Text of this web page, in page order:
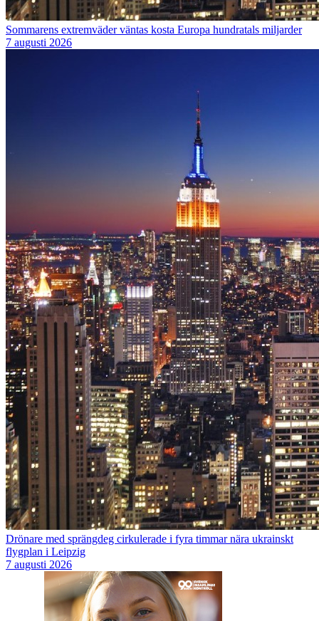
Sommarens extremväder väntas kosta Europa hundratals miljarder
7 augusti 2026
Drönare med sprängdeg cirkulerade i fyra timmar nära ukrainskt
flygplan i Leipzig
7 augusti 2026